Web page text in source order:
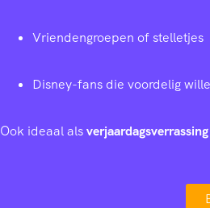
Vriendengroepen of stelletjes
Disney-fans die voordelig
Ook ideaal als